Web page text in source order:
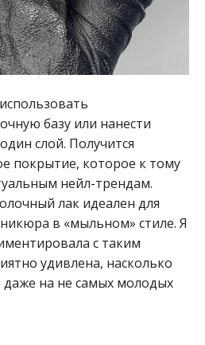
базу или нанести
слой. Получится
покрытие, которое к тому
нейл-трендам.
лак идеален для
в «мыльном» стиле. Я
с таким
удивлена, насколько
на не самых молодых